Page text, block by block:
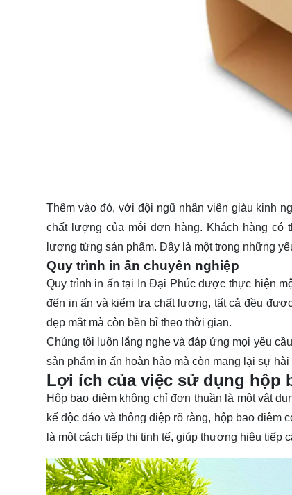
Thêm vào đó, với đội ngũ nhân viên giàu kinh
chất lượng của mỗi đơn hàng. Khách hàng
lượng từng sản phẩm. Đây là một trong những
Quy trình in ấn chuyên nghiệp
Quy trình in ấn tại In Đại Phúc được thực hiện
đến in ấn và kiểm tra chất lượng, tất cả đều
đẹp mắt mà còn bền bỉ theo thời gian.
Chúng tôi luôn lắng nghe và đáp ứng mọi yêu
sản phẩm in ấn hoàn hảo mà còn mang lại sự
Lợi ích của việc sử dụng hộp
Hộp bao diêm không chỉ đơn thuần là một vật
kế độc đáo và thông điệp rõ ràng, hộp bao diêm
là một cách tiếp thị tinh tế, giúp thương hiệu tiếp